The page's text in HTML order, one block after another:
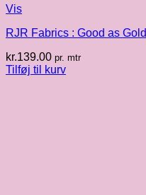
Vis
RJR Fabrics : Good as Gold
kr.139.00 pr. mtr
Tilføj til kurv